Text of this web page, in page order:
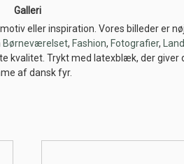
Galleri
eller inspiration. Vores billeder er
Børneværelset, Fashion, Fotografier,
kvalitet. Trykt med latexblæk, der
af dansk fyr.